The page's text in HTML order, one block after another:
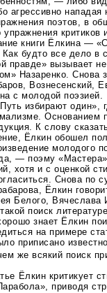
агрессивно
поэтов, в
упражнения критиков
книги Ёлкина —
Как будто все дело в
правде» вызывает
Назаренко. Снова
Вознесенский,
с молодой
избирают один»,
Основанием
К слову
Ёлкин обошел
молодого
— поэму
хотя и с оценкой
Снова по
Ёлкин
Белого,
поиск
знает Ёлкин
на примере
приписано
же всякий поиск
Ёлкин критикует
приводя